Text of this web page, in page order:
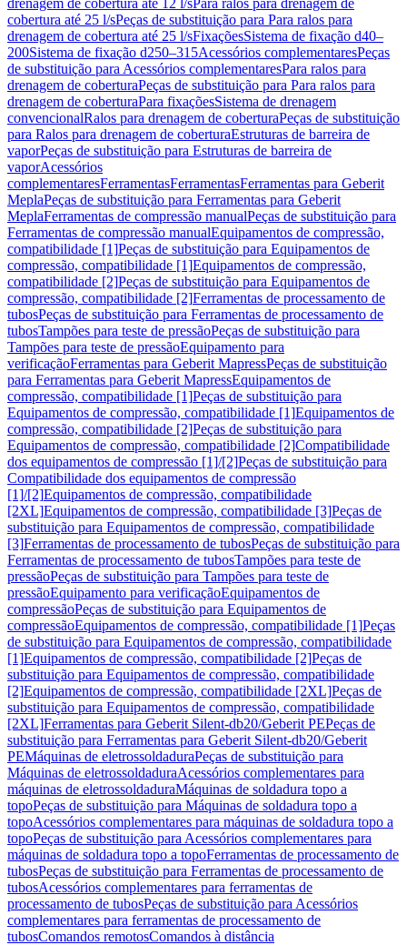
drenagem de cobertura até 12 l/sPara ralos para drenagem de
cobertura até 25 l/sPeças de substituição para Para ralos para
drenagem de cobertura até 25 l/sFixaçõesSistema de fixação d40–
200Sistema de fixação d250–315Acessórios complementaresPeças
de substituição para Acessórios complementaresPara ralos para
drenagem de coberturaPeças de substituição para Para ralos para
drenagem de coberturaPara fixaçõesSistema de drenagem
convencionalRalos para drenagem de coberturaPeças de substituição
para Ralos para drenagem de coberturaEstruturas de barreira de
vaporPeças de substituição para Estruturas de barreira de
vaporAcessórios
complementaresFerramentasFerramentasFerramentas para Geberit
MeplaPeças de substituição para Ferramentas para Geberit
MeplaFerramentas de compressão manualPeças de substituição para
Ferramentas de compressão manualEquipamentos de compressão,
compatibilidade [1]Peças de substituição para Equipamentos de
compressão, compatibilidade [1]Equipamentos de compressão,
compatibilidade [2]Peças de substituição para Equipamentos de
compressão, compatibilidade [2]Ferramentas de processamento de
tubosPeças de substituição para Ferramentas de processamento de
tubosTampões para teste de pressãoPeças de substituição para
Tampões para teste de pressãoEquipamento para
verificaçãoFerramentas para Geberit MapressPeças de substituição
para Ferramentas para Geberit MapressEquipamentos de
compressão, compatibilidade [1]Peças de substituição para
Equipamentos de compressão, compatibilidade [1]Equipamentos de
compressão, compatibilidade [2]Peças de substituição para
Equipamentos de compressão, compatibilidade [2]Compatibilidade
dos equipamentos de compressão [1]/[2]Peças de substituição para
Compatibilidade dos equipamentos de compressão
[1]/[2]Equipamentos de compressão, compatibilidade
[2XL]Equipamentos de compressão, compatibilidade [3]Peças de
substituição para Equipamentos de compressão, compatibilidade
[3]Ferramentas de processamento de tubosPeças de substituição para
Ferramentas de processamento de tubosTampões para teste de
pressãoPeças de substituição para Tampões para teste de
pressãoEquipamento para verificaçãoEquipamentos de
compressãoPeças de substituição para Equipamentos de
compressãoEquipamentos de compressão, compatibilidade [1]Peças
de substituição para Equipamentos de compressão, compatibilidade
[1]Equipamentos de compressão, compatibilidade [2]Peças de
substituição para Equipamentos de compressão, compatibilidade
[2]Equipamentos de compressão, compatibilidade [2XL]Peças de
substituição para Equipamentos de compressão, compatibilidade
[2XL]Ferramentas para Geberit Silent-db20/Geberit PEPeças de
substituição para Ferramentas para Geberit Silent-db20/Geberit
PEMáquinas de eletrossoldaduraPeças de substituição para
Máquinas de eletrossoldaduraAcessórios complementares para
máquinas de eletrossoldaduraMáquinas de soldadura topo a
topoPeças de substituição para Máquinas de soldadura topo a
topoAcessórios complementares para máquinas de soldadura topo a
topoPeças de substituição para Acessórios complementares para
máquinas de soldadura topo a topoFerramentas de processamento de
tubosPeças de substituição para Ferramentas de processamento de
tubosAcessórios complementares para ferramentas de
processamento de tubosPeças de substituição para Acessórios
complementares para ferramentas de processamento de
tubosComandos remotosComandos à distância